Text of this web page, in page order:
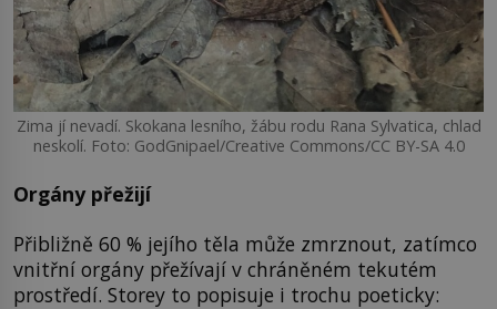
Zima jí nevadí. Skokana lesního, žábu rodu Rana Sylvatica, chlad
neskolí. Foto: GodGnipael/Creative Commons/CC BY-SA 4.0
Orgány přežijí
Přibližně 60 % jejího těla může zmrznout, zatímco
vnitřní orgány přežívají v chráněném tekutém
prostředí. Storey to popisuje i trochu poeticky: